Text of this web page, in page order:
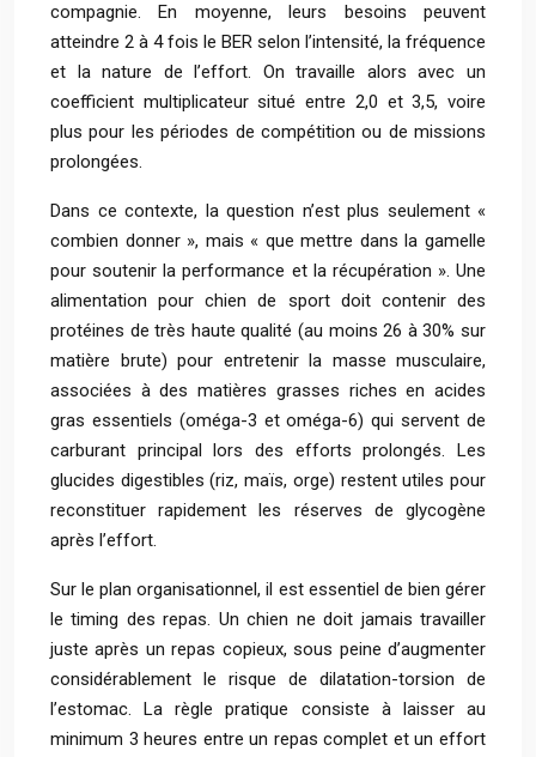
compagnie. En moyenne, leurs besoins peuvent
atteindre 2 à 4 fois le BER selon l’intensité, la fréquence
et la nature de l’effort. On travaille alors avec un
coefficient multiplicateur situé entre 2,0 et 3,5, voire
plus pour les périodes de compétition ou de missions
prolongées.
Dans ce contexte, la question n’est plus seulement «
combien donner », mais « que mettre dans la gamelle
pour soutenir la performance et la récupération ». Une
alimentation pour chien de sport doit contenir des
protéines de très haute qualité (au moins 26 à 30% sur
matière brute) pour entretenir la masse musculaire,
associées à des matières grasses riches en acides
gras essentiels (oméga-3 et oméga-6) qui servent de
carburant principal lors des efforts prolongés. Les
glucides digestibles (riz, maïs, orge) restent utiles pour
reconstituer rapidement les réserves de glycogène
après l’effort.
Sur le plan organisationnel, il est essentiel de bien gérer
le timing des repas. Un chien ne doit jamais travailler
juste après un repas copieux, sous peine d’augmenter
considérablement le risque de dilatation-torsion de
l’estomac. La règle pratique consiste à laisser au
minimum 3 heures entre un repas complet et un effort